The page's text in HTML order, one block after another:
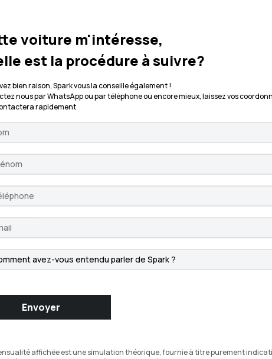
voiture m'intéresse,
est la procédure à suivre?
bien raison, Spark vous la conseille également !
nous par WhatsApp ou par téléphone ou encore mieux, laissez vos
rapidement
Envoyer
affichée est une simulation théorique, fournie à titre purement